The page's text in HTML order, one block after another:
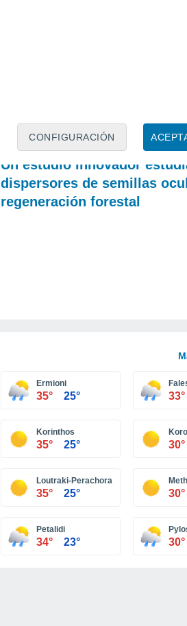
CONFIGURACIÓN
REVISTA
Un estudio innovador
dispersores de semillas
regeneración forestal
Ermioni
35° 25° 33°
Korinthos
35° 25° 30°
Loutraki-Perachora
35° 25° 30°
Petalidi
34° 23° 30°